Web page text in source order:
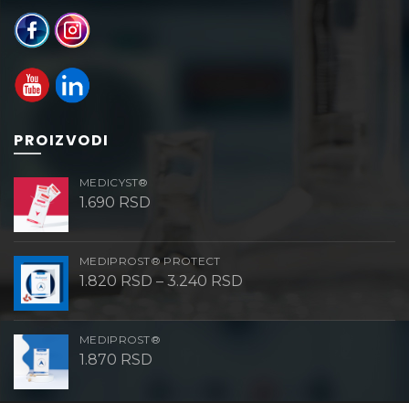
PROIZVODI
MEDICYST®
1.690 RSD
MEDIPROST® PROTECT
1.820 RSD – 3.240 RSD
1.820 RSD
MEDIPROST®
1.870 RSD